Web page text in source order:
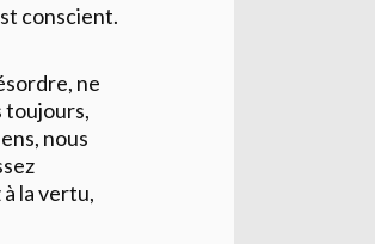
conscient.
ne
toujours,
nous
la vertu,